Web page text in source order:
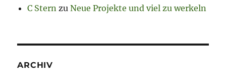
C Stern zuNeue Projekte und viel zu werkeln
ARCHIV